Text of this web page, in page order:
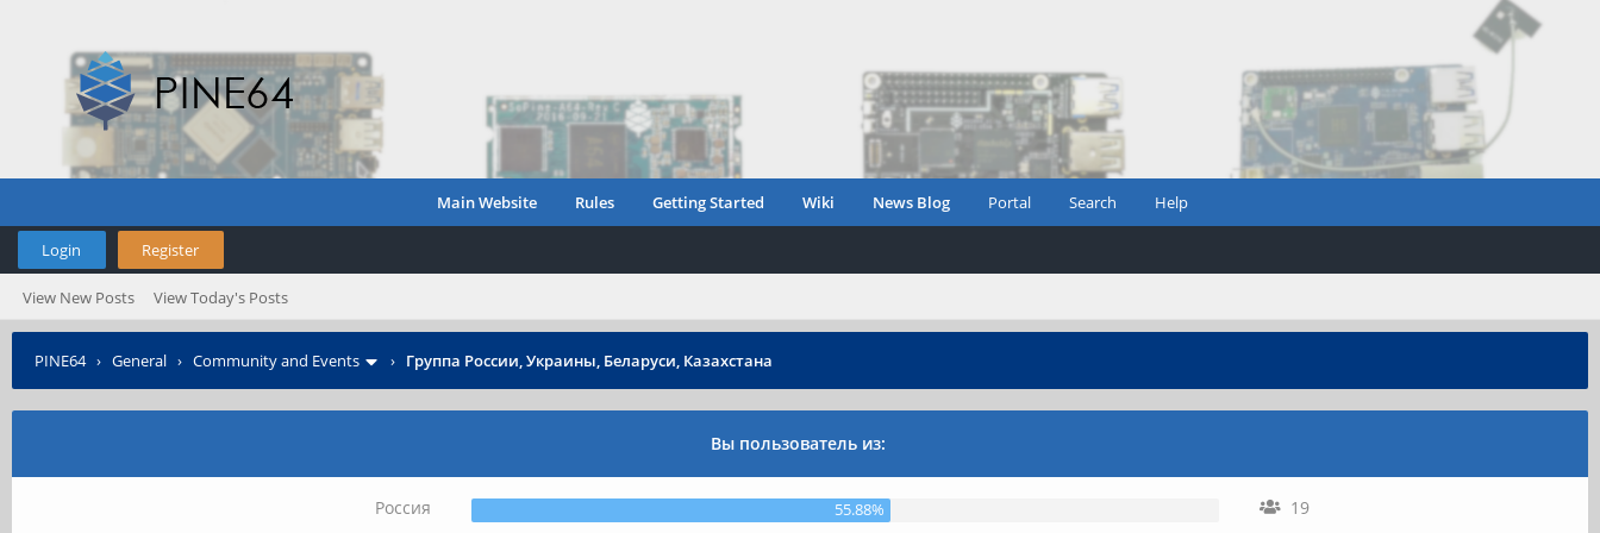
Main Website Rules Getting Started Wiki News Blog Portal Search Help
Login Register
View New Posts View Today's Posts
PINE64› General › Community and Events › Группа России, Украины, Беларуси, Казахстана
Вы пользователь из:
Россия 55.88% 19